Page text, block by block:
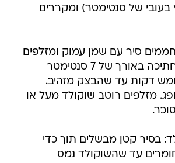
של סנטימטר) ומקררים
סיר עם שמן עמוק ומזלפים
לתוכו בכל פעם חתיכה באורך של 7 סנטימטר
דקות עד שהבצק מזהיב.
מזלפים רוטב שוקולד מעל או
בסיר קטן מבשלים תוך כדי
עד שהשוקולד נמס